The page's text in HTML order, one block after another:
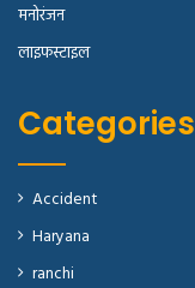
मनोरंजन
लाइफस्टाइल
Categories
Accident
Haryana
ranchi